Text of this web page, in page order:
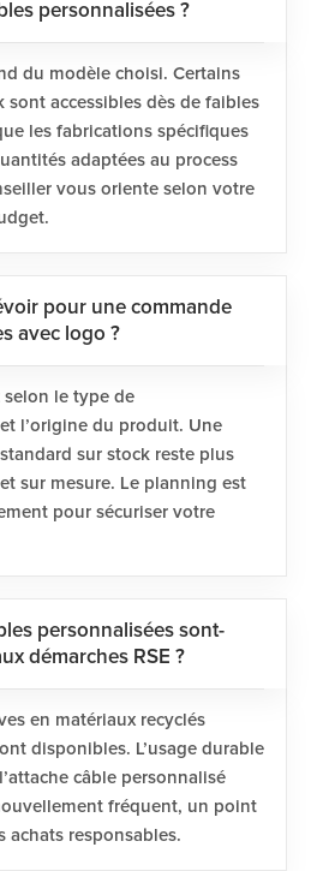
personnalisées ?
du modèle choisi. Certains
sont accessibles dès de faibles
les fabrications spécifiques
adaptées au process
vous oriente selon votre
pour une commande
avec logo ?
selon le type de
l’origine du produit. Une
sur stock reste plus
sur mesure. Le planning est
pour sécuriser votre
personnalisées sont-
démarches RSE ?
en matériaux recyclés
disponibles. L’usage durable
câble personnalisé
fréquent, un point
achats responsables.